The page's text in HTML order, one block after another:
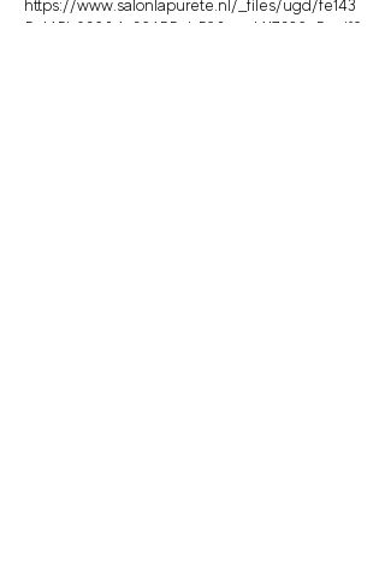
https://www.salonlapurete.nl/_files/ugd/fe143
5_145b02684a26455eb598aec1417236c5.pdf?